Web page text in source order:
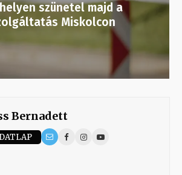
szünetel majd a
Miskolcon
Bernadett